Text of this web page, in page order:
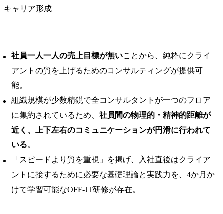
キャリア形成
社員一人一人の売上目標が無いことから、純粋にクライ
アントの質を上げるためのコンサルティングが提供可
能。
組織規模が少数精鋭で全コンサルタントが一つのフロア
に集約されているため、 社員間の物理的・精神的距離が
近く、上下左右のコミュニケーションが円滑に行われて
いる。
「スピードより質を重視」を掲げ、入社直後はクライア
ントに接するために必要な基礎理論と実践力を、4か月か
けて学習可能なOFF-JT研修が存在。